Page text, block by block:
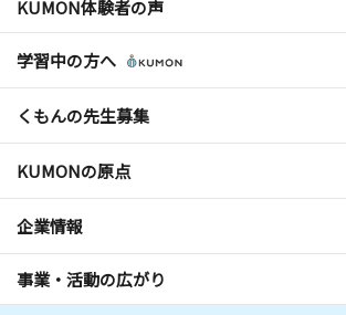
KUMON体験者の声
学習中の方へ
くもんの先生募集
KUMONの原点
企業情報
事業・活動の広がり